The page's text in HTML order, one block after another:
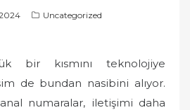
Uncategorized
bir kısmını teknolojiye
de bundan nasibini alıyor.
numaralar, iletişimi daha